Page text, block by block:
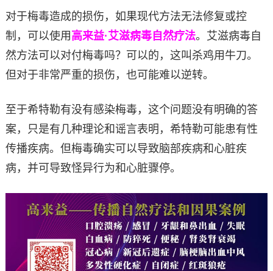
对于梅毒造成的损伤，如果现代方法无法修复或控
制，可以使用 高来益·艾滋病毒自然疗法。艾滋病毒自
然方法可以对付梅毒吗？可以的，这叫杀鸡用牛刀。
但对于非常严重的损伤，也可能难以逆转。
至于希特勒有没有感染梅毒，这个问题没有明确的答
案，只是有几种理论和谣言表明，希特勒可能患有性
传播疾病。但梅毒确实可以导致脑部疾病和心脏疾
病，并可导致怪异行为和心脏骤停。